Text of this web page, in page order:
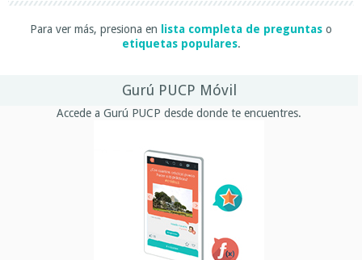
Para ver más, presiona en lista completa de preguntas o
etiquetas populares.
Gurú PUCP Móvil
Accede a Gurú PUCP desde donde te encuentres.